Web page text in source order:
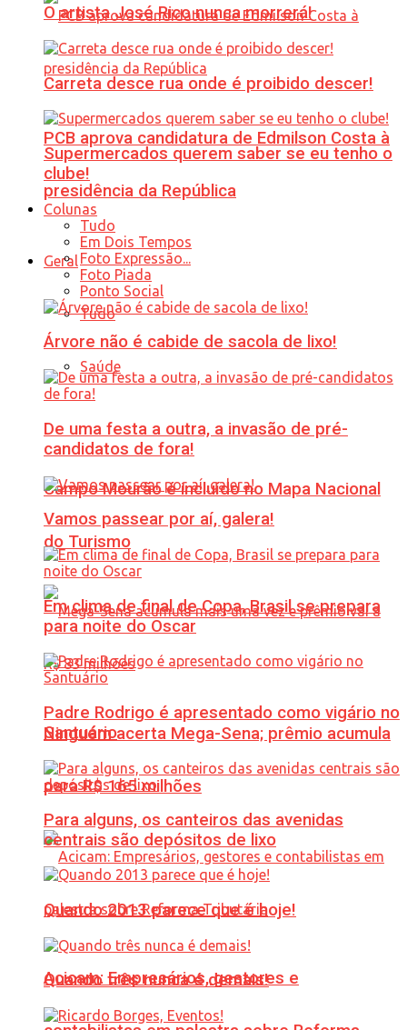
PCB aprova candidatura de Edmilson Costa à
presidência da República
Geral
Tudo
Saúde
Campo Mourão é incluído no Mapa Nacional
do Turismo
Ninguém acerta Mega-Sena; prêmio acumula
para R$ 165 milhões
Acicam: Empresários, gestores e
O artista José Rico nunca morrerá!
Carreta desce rua onde é proibido descer!
Supermercados querem saber se eu tenho o
clube!
Colunas
Tudo
Em Dois Tempos
Foto Expressão...
Foto Piada
Ponto Social
Árvore não é cabide de sacola de lixo!
De uma festa a outra, a invasão de pré-
candidatos de fora!
Vamos passear por aí, galera!
Em clima de final de Copa, Brasil se prepara
para noite do Oscar
Padre Rodrigo é apresentado como vigário no
Santuário
Para alguns, os canteiros das avenidas
centrais são depósitos de lixo
Quando 2013 parece que é hoje!
Quando três nunca é demais!